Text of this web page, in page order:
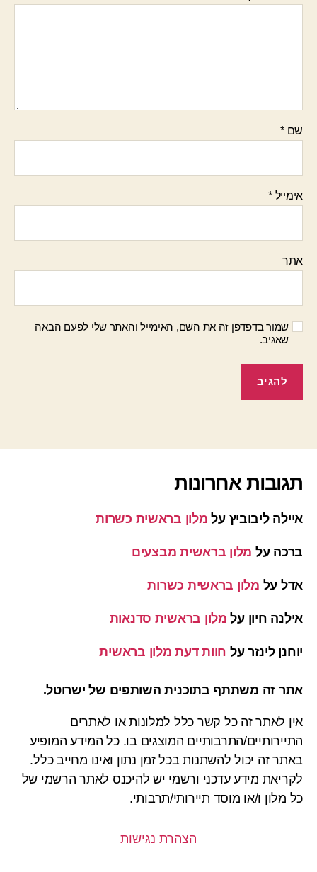
שם*
אימייל*
אתר
שמור בדפדפן זה את השם, האימייל והאתר שלי לפעם הבאה
שאגיב.
תגובות אחרונות
איילה ליבוביץ על מלון בראשית כשרות
ברכה על מלון בראשית מבצעים
אדל על מלון בראשית כשרות
אילנה חיון על מלון בראשית סדנאות
יוחנן לינזר על חוות דעת מלון בראשית
אתר זה משתתף בתוכנית השותפים של ישרוטל.
אין לאתר זה כל קשר כלל למלונות או לאתרים
התיירותיים/התרבותיים המוצגים בו. כל המידע המופיע
באתר זה יכול להשתנות בכל זמן נתון ואינו מחייב כלל.
לקריאת מידע עדכני ורשמי יש להיכנס לאתר הרשמי של
כל מלון ו/או מוסד תיירותי/תרבותי.
הצהרת נגישות